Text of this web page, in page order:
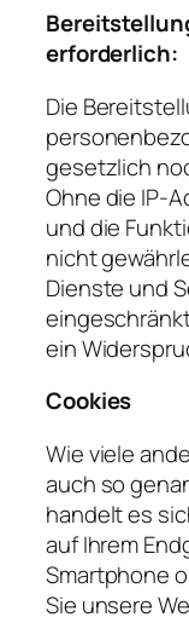
erforderlich:
Die
gesetzlich
Ohne die IP-
und die
nicht
Dienste und
ein
Cookies
Wie viele
auch so
handelt es
auf Ihrem
Smartphone
Sie unsere